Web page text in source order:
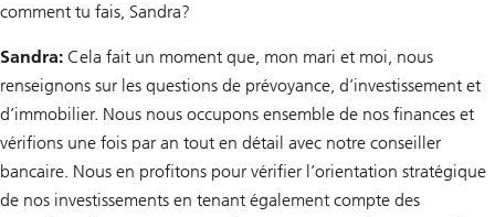
comment tu fais, Sandra?
Sandra: Cela fait un moment que, mon mari et moi, nous
renseignons sur les questions de prévoyance, d’investissement et
d’immobilier. Nous nous occupons ensemble de nos finances et
vérifions une fois par an tout en détail avec notre conseiller
bancaire. Nous en profitons pour vérifier l’orientation stratégique
de nos investissements en tenant également compte des